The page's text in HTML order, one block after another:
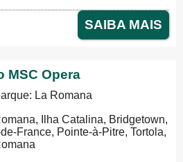
SAIBA MAIS
MSC Opera
La Romana
Ilha Catalina, Bridgetown,
France, Pointe-à-Pitre, Tortola,